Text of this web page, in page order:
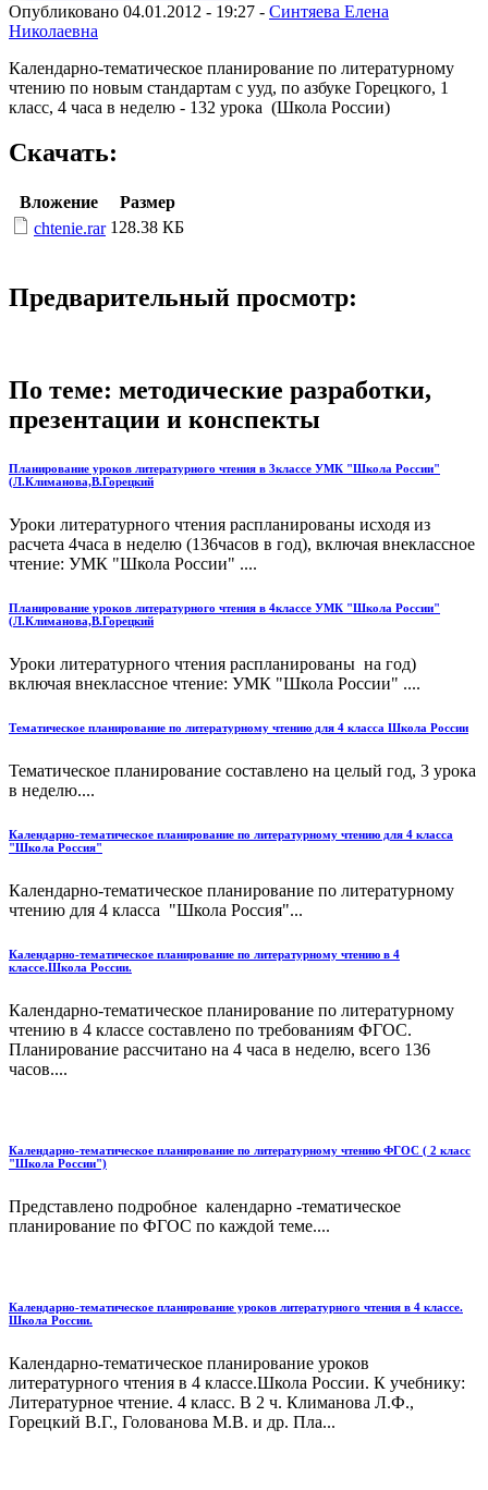
Опубликовано 04.01.2012 - 19:27 - Синтяева Елена
Николаевна
Календарно-тематическое планирование по литературному
чтению по новым стандартам с ууд, по азбуке Горецкого, 1
класс, 4 часа в неделю - 132 урока (Школа России)
Скачать:
Вложение
Размер
chtenie.rar 128.38 КБ
Предварительный просмотр:
По теме: методические разработки,
презентации и конспекты
Планирование уроков литературного чтения в 3классе УМК "Школа России"
(Л.Климанова,В.Горецкий
Уроки литературного чтения распланированы исходя из
расчета 4часа в неделю (136часов в год), включая внеклассное
чтение: УМК "Школа России" ....
Планирование уроков литературного чтения в 4классе УМК "Школа России"
(Л.Климанова,В.Горецкий
Уроки литературного чтения распланированы на год)
включая внеклассное чтение: УМК "Школа России" ....
Тематическое планирование по литературному чтению для 4 класса Школа России
Тематическое планирование составлено на целый год, 3 урока
в неделю....
Календарно-тематическое планирование по литературному чтению для 4 класса
"Школа Россия"
Календарно-тематическое планирование по литературному
чтению для 4 класса "Школа Россия"...
Календарно-тематическое планирование по литературному чтению в 4
классе.Школа России.
Календарно-тематическое планирование по литературному
чтению в 4 классе составлено по требованиям ФГОС.
Планирование рассчитано на 4 часа в неделю, всего 136
часов....
Календарно-тематическое планирование по литературному чтению ФГОС ( 2 класс
"Школа России")
Представлено подробное календарно -тематическое
планирование по ФГОС по каждой теме....
Календарно-тематическое планирование уроков литературного чтения в 4 классе.
Школа России.
Календарно-тематическое планирование уроков
литературного чтения в 4 классе.Школа России. К учебнику:
Литературное чтение. 4 класс. В 2 ч. Климанова Л.Ф.,
Горецкий В.Г., Голованова М.В. и др. Пла...